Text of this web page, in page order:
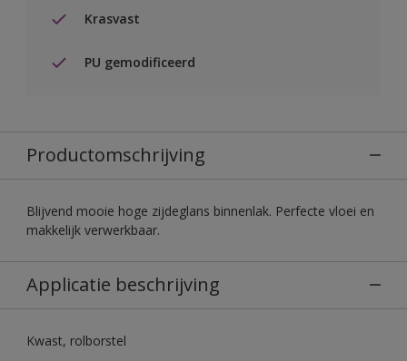
Krasvast
PU gemodificeerd
Productomschrijving
Blijvend mooie hoge zijdeglans binnenlak. Perfecte vloei en
makkelijk verwerkbaar.
Applicatie beschrijving
Kwast, rolborstel